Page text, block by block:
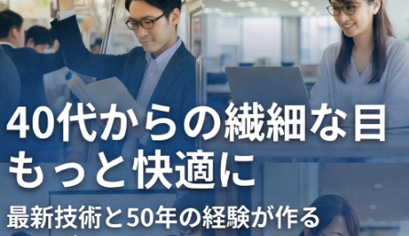
ギャラリー
コラム
ブログ
採用